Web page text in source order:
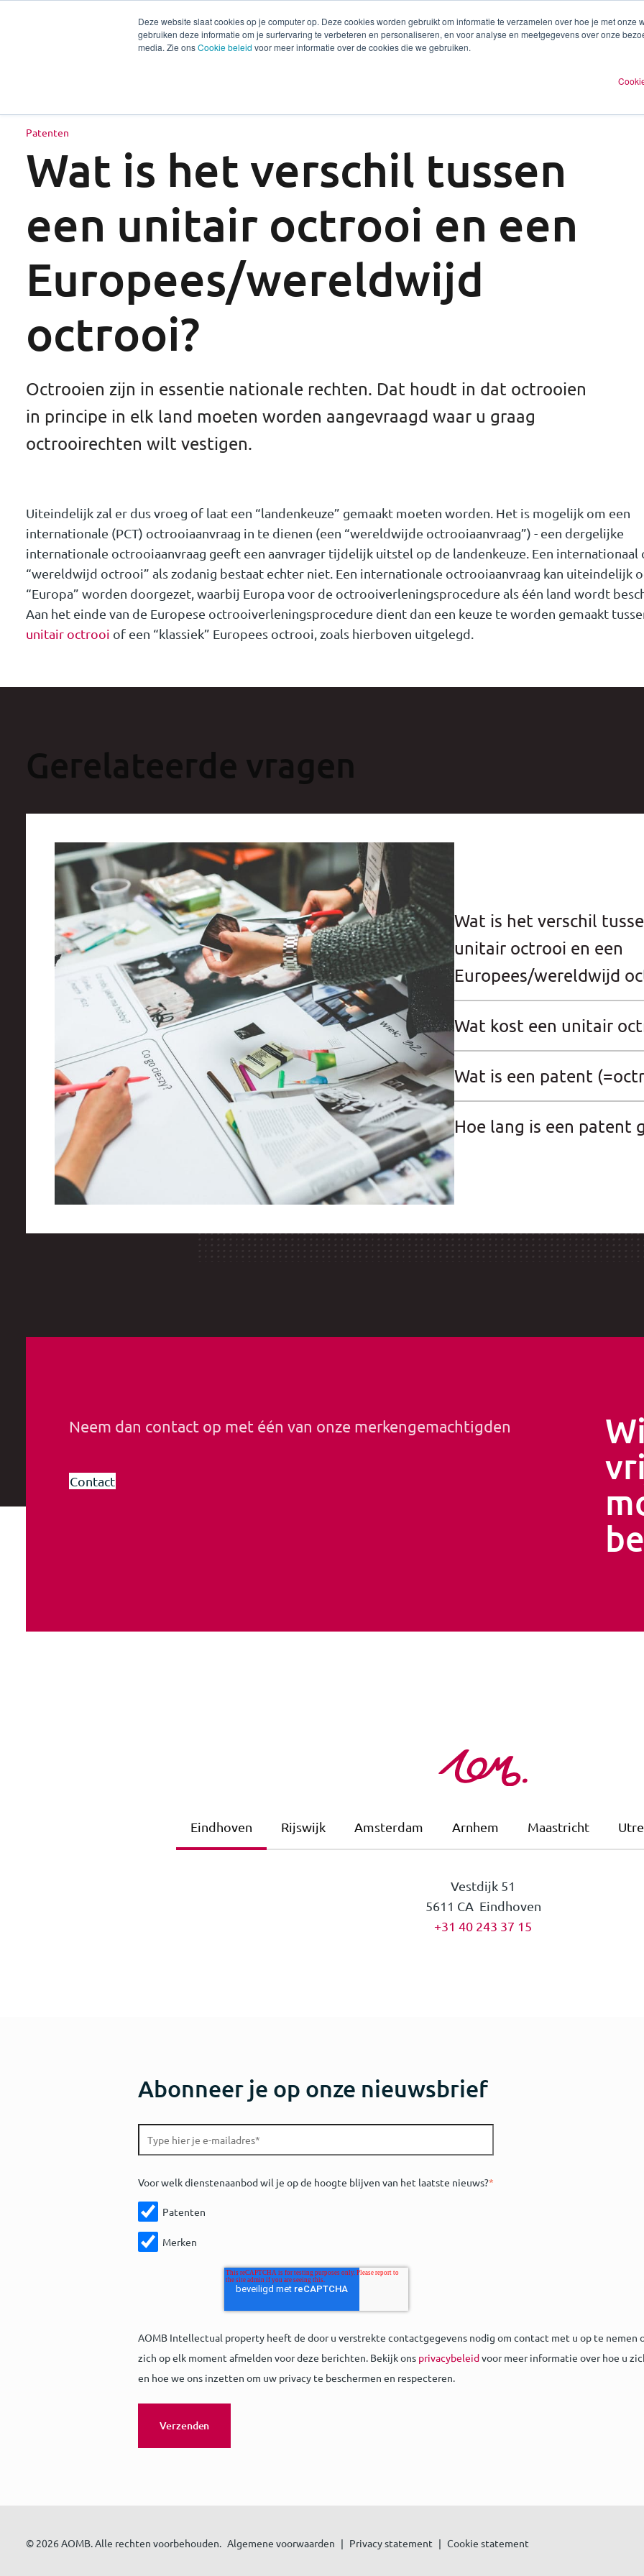
Deze website slaat cookies op je computer op. Deze cookies worden gebruikt om informatie te verzamelen over hoe je met onze
gebruiken deze informatie om je surfervaring te verbeteren en personaliseren, en voor analyse en meetgegevens over onze
media. Zie onsCookie beleid voor meer informatie over de cookies die we gebruiken.
Diensten Sectoren Experts
Patenten
Wat is het verschil tussen
een unitair octrooi en een
Europees/wereldwijd
octrooi?
Octrooien zijn in essentie nationale rechten. Dat houdt in dat octrooien
in principe in elk land moeten worden aangevraagd waar u graag
octrooirechten wilt vestigen.
Uiteindelijk zal er dus vroeg of laat een “landenkeuze” gemaakt moeten worden. Het is mogelijk om een
internationale (PCT) octrooiaanvraag in te dienen (een “wereldwijde octrooiaanvraag”) - een dergelijke
internationale octrooiaanvraag geeft een aanvrager tijdelijk uitstel op de landenkeuze. Een internationaal
“wereldwijd octrooi” als zodanig bestaat echter niet. Een internationale octrooiaanvraag kan uiteindelijk
“Europa” worden doorgezet, waarbij Europa voor de octrooiverleningsprocedure als één land wordt
Aan het einde van de Europese octrooiverleningsprocedure dient dan een keuze te worden gemaakt
unitair octrooi of een “klassiek” Europees octrooi, zoals hierboven uitgelegd.
Gerelateerde vragen
Wat is het verschil
unitair octrooi en een
Europees/wereldwijd
Wat kost een unitair
Wat is een patent
Hoe lang is een patent
Neem dan contact op met één van onze merkengemachtigden
Contact
Eindhoven Rijswijk Amsterdam Arnhem Maastricht
Vestdijk 51
5611 CA Eindhoven
+31 40 243 37 15
Abonneer je op onze nieuwsbrief
Voor welk dienstenaanbod wil je op de hoogte blijven van het laatste nieuws?*
Patenten
Merken
AOMB Intellectual property heeft de door u verstrekte contactgegevens nodig om contact met u op te nemen
zich op elk moment afmelden voor deze berichten. Bekijk ons privacybeleidvoor meer informatie over hoe u
en hoe we ons inzetten om uw privacy te beschermen en respecteren.
© 2026 AOMB. Alle rechten voorbehouden. Algemene voorwaarden Privacy statement Cookie statement